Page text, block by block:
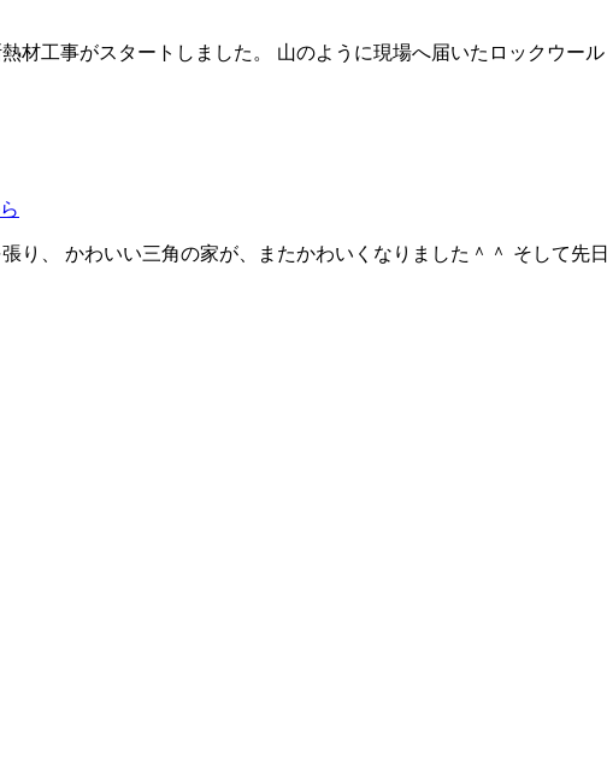
材工事がスタートしました。 山のように現場へ届いたロックウー
り、 かわいい三角の家が、またかわいくなりました＾＾ そして先